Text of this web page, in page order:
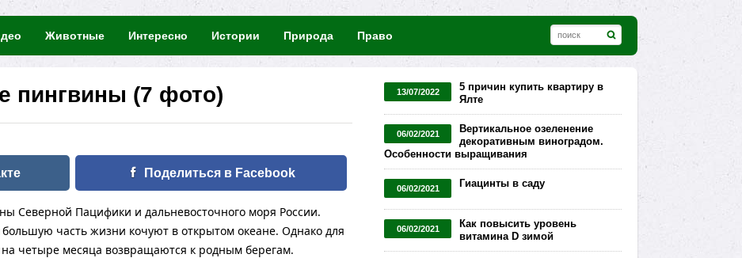
Животные Интересно Истории Природа Право
пингвины (7 фото)
Поделиться в Facebook
Северной Пацифики и дальневосточного моря России.
часть жизни кочуют в открытом океане. Однако для
четыре месяца возвращаются к родным берегам.
13/07/2022
5 причин купить квартиру в
Ялте
06/02/2021
Вертикальное озеленение
декоративным виноградом.
Особенности выращивания
06/02/2021 Гиацинты в саду
06/02/2021
Как повысить уровень
витамина D зимой